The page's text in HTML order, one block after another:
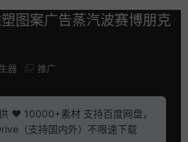
图案广告蒸汽波赛博朋克
器 推广
❤️ 10000+素材 支持百度网盘，
（支持国内外）不限速下载